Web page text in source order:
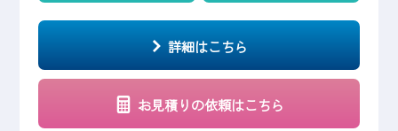
詳細はこちら
お見積りの依頼はこちら